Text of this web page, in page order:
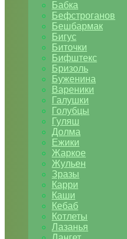
Бабка
Бефстроганов
Бешбармак
Бигус
Биточки
Бифштекс
Бризоль
Буженина
Вареники
Галушки
Голубцы
Гуляш
Долма
Ежики
Жаркое
Жульен
Зразы
Карри
Каши
Кебаб
Котлеты
Лазанья